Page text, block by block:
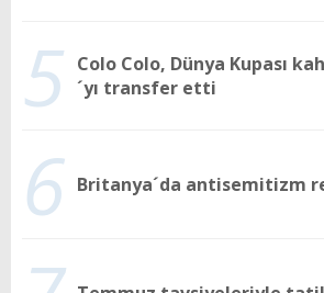
5 Colo Colo, Dünya Kupası
´yı transfer etti
6 Britanya´da antisemitizm